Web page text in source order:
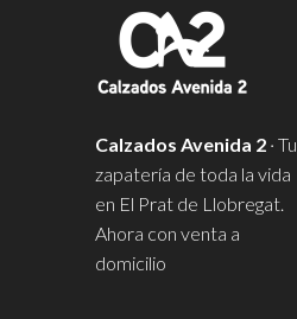
Calzados Avenida 2 · Tu
zapatería de toda la vida
en El Prat de Llobregat.
Ahora con venta a
domicilio